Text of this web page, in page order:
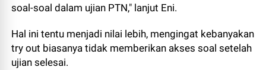
soal-soal dalam ujian PTN," lanjut Eni.
Hal ini tentu menjadi nilai lebih, mengingat kebanyakan
try out biasanya tidak memberikan akses soal setelah
ujian selesai.